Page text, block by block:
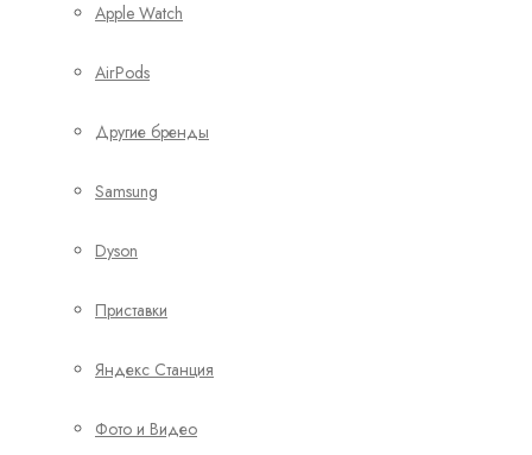
Apple Watch
AirPods
Другие бренды
Samsung
Dyson
Приставки
Яндекс Станция
Фото и Видео